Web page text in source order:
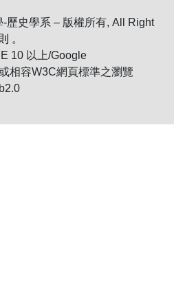
歷史學系 – 版權所有, All Right
。
10 以上/Google
相容W3C網頁標準之瀏覽